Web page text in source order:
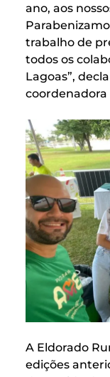
ano, aos
trabalho de
todos os
Lagoas”,
A Eldorado
edições